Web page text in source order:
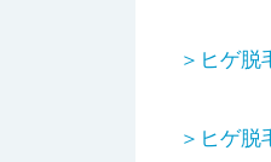
＞ヒゲ
＞ヒゲ